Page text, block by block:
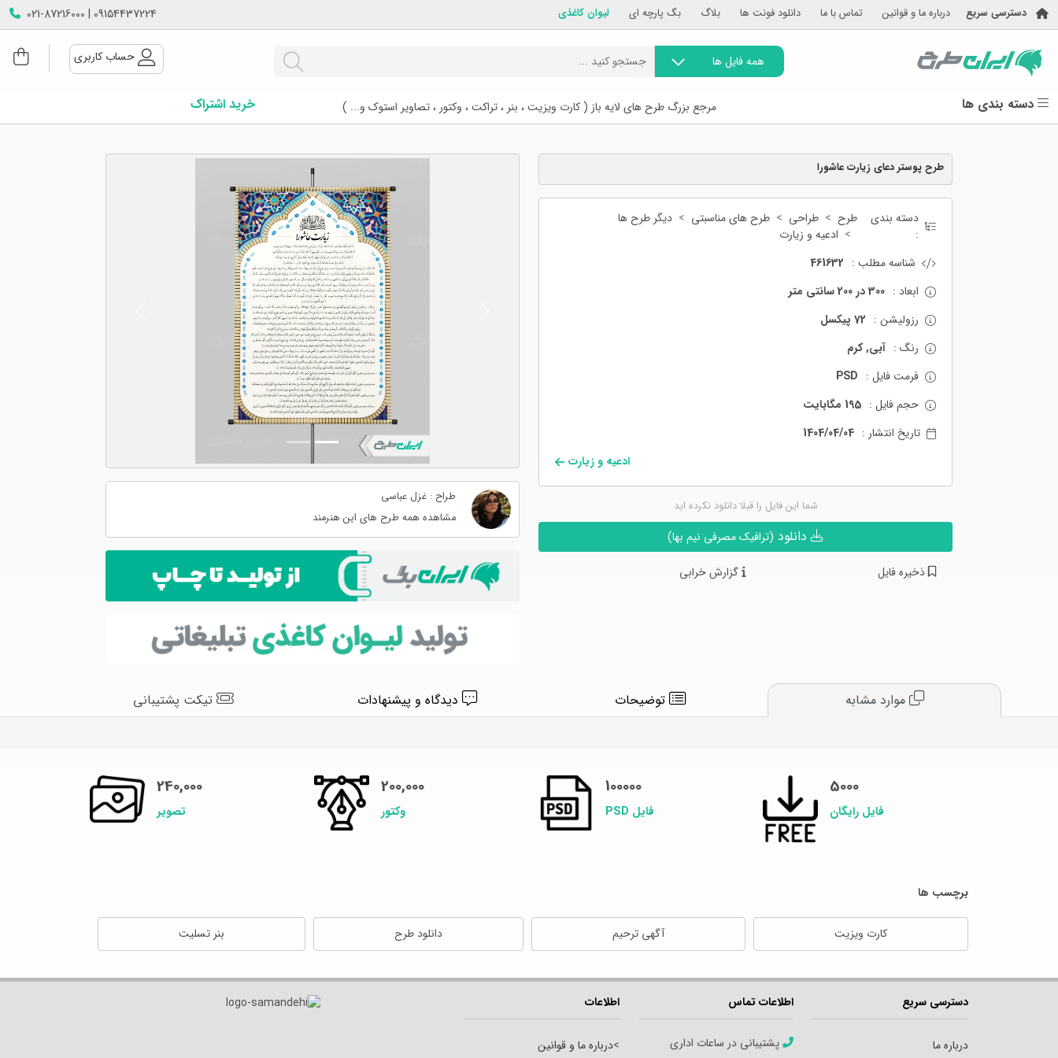
دسترسی سریع درباره ما و قوانین تماس با ما دانلود فونت ها بلاگ بگ پارچه ای لیوان کاغذی 09154437224 | 021-87216000
همه فایل ها حساب کاربری
دسته بندی ها مرجع بزرگ طرح های لایه باز ( کارت ویزیت ، بنر ، تراکت ، وکتور ، تصاویر استوک و... ) خرید اشتراک
طرح پوستر دعای زیارت عاشورا
دسته بندی
:
طرح طراحی طرح های مناسبتی
دیگر طرح ها
ادعیه و زیارت
شناسه مطلب : 461632
ابعاد : 300 در 200 سانتی متر
رزولیشن : 72 پیکسل
رنگ : آبی, کرم
فرمت فایل : PSD
حجم فایل : 195 مگابایت
تاریخ انتشار : 1404/04/04
ادعیه و زیارت
شما این فایل را قبلا دانلود نکرده اید
(ترافیک مصرفی نیم بها)
ذخیره فایل گزارش خرابی
طراح : غزل عباسی
مشاهده همه طرح های این هنرمند
موارد مشابه تیکت پشتیبانی
5000
فایل رایگان
100000
فایل PSD
200,000
وکتور
240,000
تصویر
برچسب ها
کارت ویزیت آگهی ترحیم دانلود طرح بنر تسلیت
دسترسی سریع
درباره ما
اطلاعات تماس
پشتیبانی در ساعات اداری
اطلاعات
>درباره ما و قوانین